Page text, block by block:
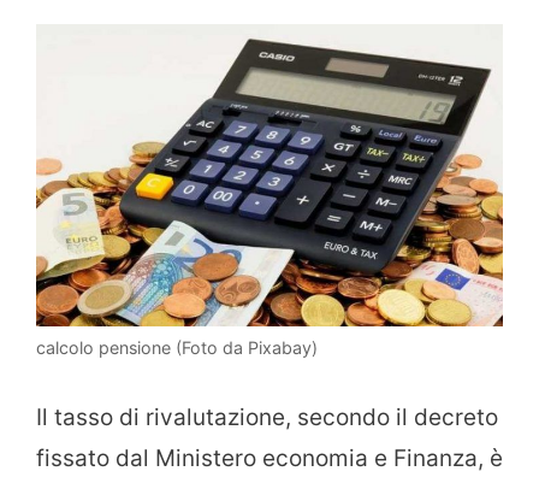
calcolo pensione (Foto da Pixabay)
Il tasso di rivalutazione, secondo il decreto
fissato dal Ministero economia e Finanza, è